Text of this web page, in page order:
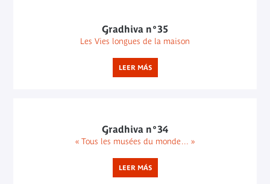
Gradhiva n°35
Les Vies longues de la maison
LEER MÁS
Gradhiva n°34
« Tous les musées du monde… »
LEER MÁS